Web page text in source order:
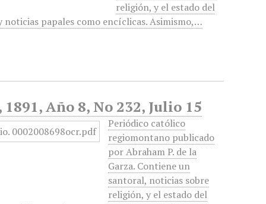
religión, y el estado del
noticias papales como encíclicas. Asimismo,…
Año 8, No 232, Julio 15
Periódico católico
regiomontano publicado
por Abraham P. de la
Garza. Contiene un
santoral, noticias sobre
religión, y el estado del